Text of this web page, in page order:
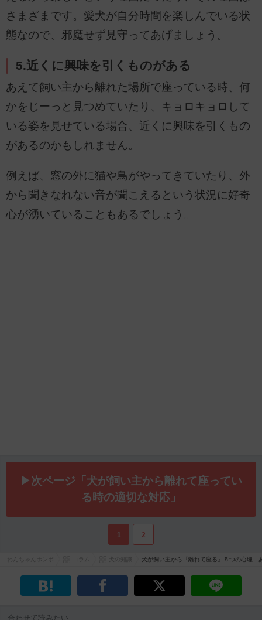
さまざまです。愛犬が自分時間を楽しんでいる状
態なので、邪魔せず見守ってあげましょう。
5.近くに興味を引くものがある
あえて飼い主から離れた場所で座っている時、何
かをじーっと見つめていたり、キョロキョロして
いる姿を見せている場合、近くに興味を引くもの
があるのかもしれません。
例えば、窓の外に猫や鳥がやってきていたり、外
から聞きなれない音が聞こえるという状況に好奇
心が湧いていることもあるでしょう。
▶次ページ「犬が飼い主から離れて座ってい
る時の適切な対応」
1 2
犬が飼い主から『離れて座る』５つの心理
合わせて読みたい